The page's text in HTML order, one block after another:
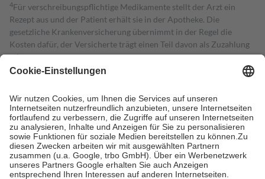
4Für verschreibungspflichtige Medikamente stellt der Arzt ein
Rezept aus und der Patient erhält sie in der Apotheke. Die
gesetzliche Krankenversicherung übernimmt in der Regel die
Kosten dafür, der Versicherte trägt einen Teil davon als Zuzahlung
mit.
Grundsätzlich leisten Mitglieder Zuzahlungen in Höhe von zehn
höchstens zehn Euro.
Es sind jedoch nie mehr als die tatsächlichen
Kosten der Leistung zu entrichten.
Diese Regeln gelten grundsätzlich auch für Online-Apotheken.
Bei Heilmitteln und häuslicher Krankenpflege beträgt die
Zuzahlung zehn Prozent der Kosten sowie zehn Euro je
Verordnung.
Um das Engagement der Versicherten für ihre eigene Gesundheit zu